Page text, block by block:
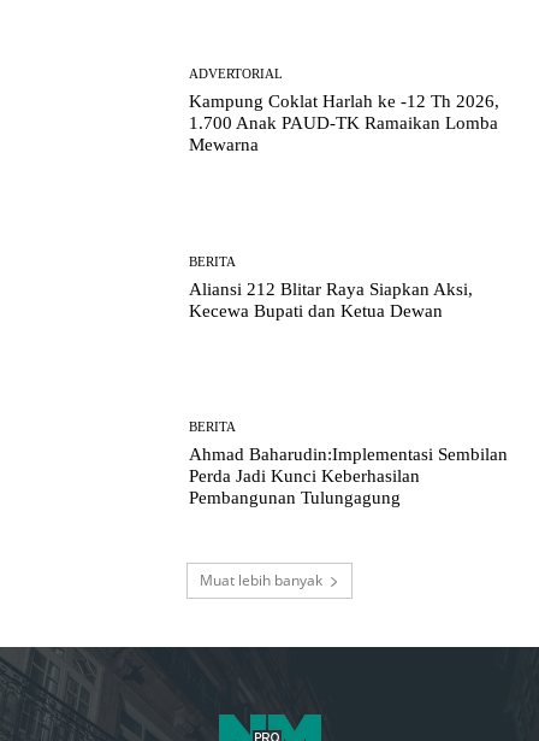
ADVERTORIAL
Kampung Coklat Harlah ke -12 Th 2026,
1.700 Anak PAUD-TK Ramaikan Lomba
Mewarna
BERITA
Aliansi 212 Blitar Raya Siapkan Aksi,
Kecewa Bupati dan Ketua Dewan
BERITA
Ahmad Baharudin:Implementasi Sembilan
Perda Jadi Kunci Keberhasilan
Pembangunan Tulungagung
Muat lebih banyak